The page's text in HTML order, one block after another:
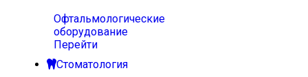
Офтальмологические
оборудование
Перейти
Стоматология